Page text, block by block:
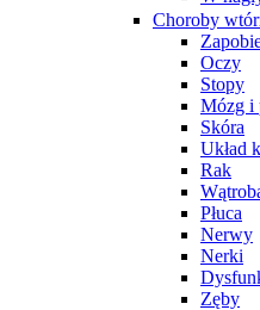
Choroby
Oczy
Stopy
Mózg i
Skóra
Układ
Rak
Płuca
Nerwy
Nerki
Zęby